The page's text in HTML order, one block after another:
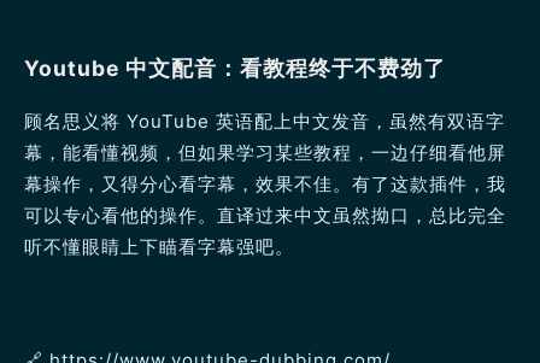
Youtube 中文配音：看教程终于不费劲了
顾名思义将 YouTube 英语配上中文发音，虽然有双语字
幕，能看懂视频，但如果学习某些教程，一边仔细看他屏
幕操作，又得分心看字幕，效果不佳。有了这款插件，我
可以专心看他的操作。直译过来中文虽然拗口，总比完全
听不懂眼睛上下瞄看字幕强吧。